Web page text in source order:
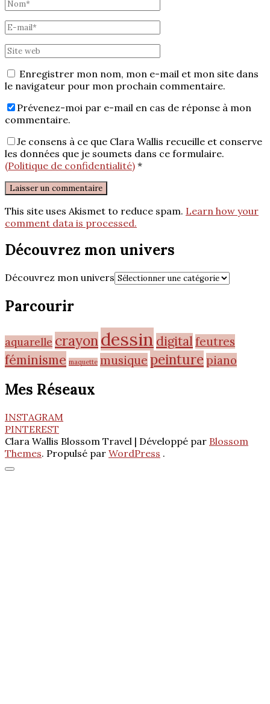
Enregistrer mon nom, mon e-mail et mon site dans
le navigateur pour mon prochain commentaire.
Prévenez-moi par e-mail en cas de réponse à mon
commentaire.
Je consens à ce que Clara Wallis recueille et conserve
les données que je soumets dans ce formulaire.
(Politique de confidentialité) *
This site uses Akismet to reduce spam. Learn how your
comment data is processed.
Découvrez mon univers
Découvrez mon univers
Parcourir
aquarelle crayondessin digitalfeutres
féminisme maquette musique peinturepiano
Mes Réseaux
INSTAGRAM
PINTEREST
Clara Wallis Blossom Travel | Développé par Blossom
Themes. Propulsé par WordPress .